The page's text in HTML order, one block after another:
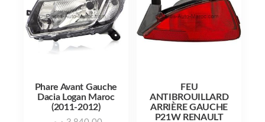
Phare Avant Gauche
Dacia Logan Maroc
(2011-2012)
FEU
ANTIBROUILLARD
ARRIÈRE GAUCHE
P21W RENAULT